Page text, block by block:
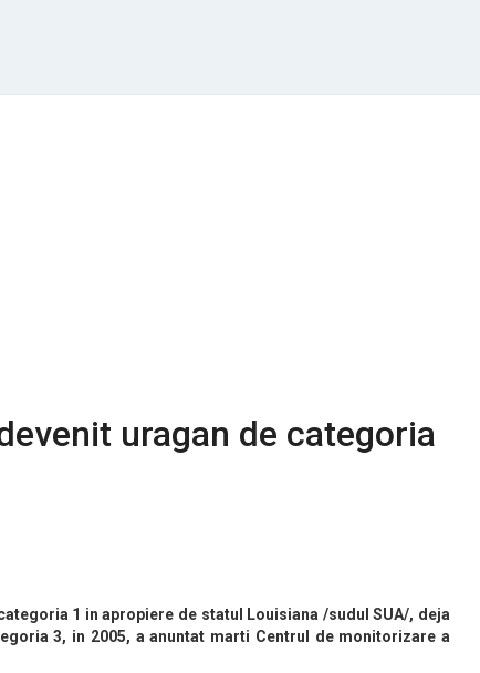
uragan de categoria
1 in apropiere de statul Louisiana /sudul SUA/, deja
3, in 2005, a anuntat marti Centrul de monitorizare a